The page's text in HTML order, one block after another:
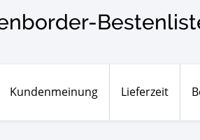
Kundenmeinung Lieferzeit